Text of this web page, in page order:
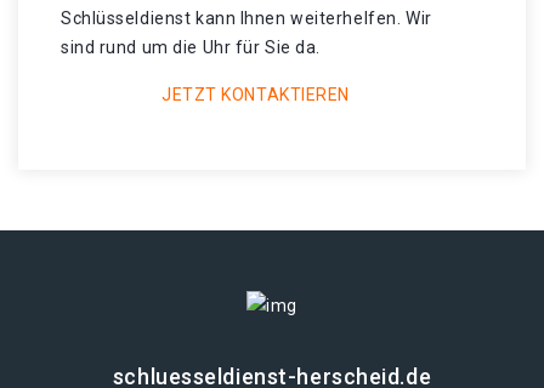
Schlüsseldienst kann Ihnen weiterhelfen. Wir
sind rund um die Uhr für Sie da.
JETZT KONTAKTIEREN
schluesseldienst-herscheid.de